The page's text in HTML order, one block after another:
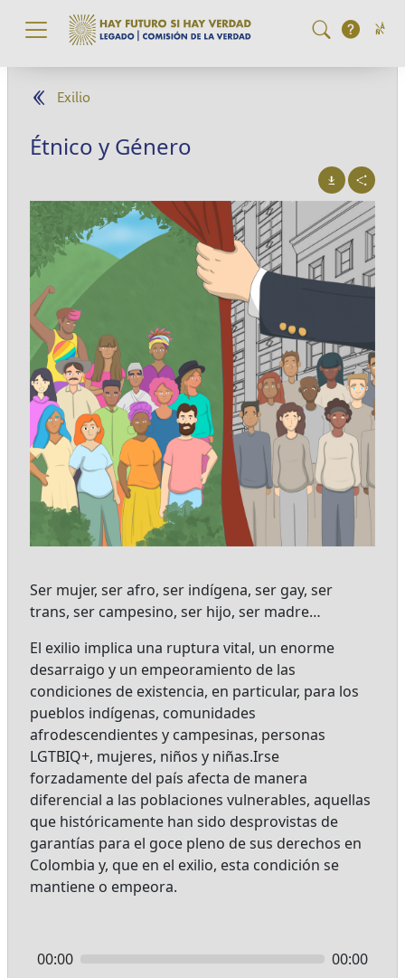
Pasar al contenido principal
Exilio
Étnico y Género
Ser mujer, ser afro, ser indígena, ser gay, ser
trans, ser campesino, ser hijo, ser madre…
El exilio implica una ruptura vital, un enorme
desarraigo y un empeoramiento de las
condiciones de existencia, en particular, para los
pueblos indígenas, comunidades
afrodescendientes y campesinas, personas
LGTBIQ+, mujeres, niños y niñas.Irse
forzadamente del país afecta de manera
diferencial a las poblaciones vulnerables, aquellas
que históricamente han sido desprovistas de
garantías para el goce pleno de sus derechos en
Colombia y, que en el exilio, esta condición se
mantiene o empeora.
00:00 00:00